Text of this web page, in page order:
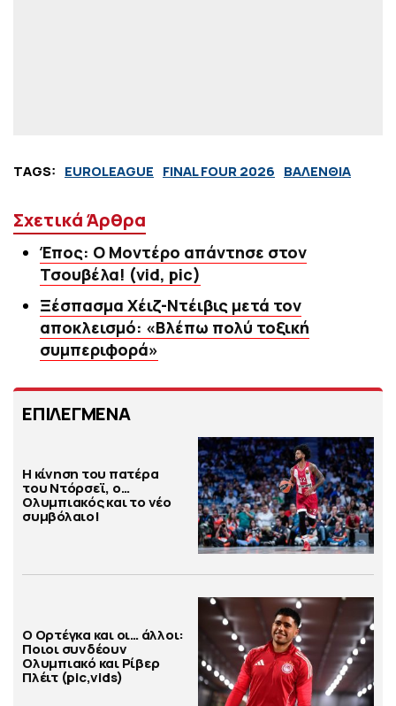
TAGS: EUROLEAGUE FINAL FOUR 2026 ΒΑΛΕΝΘΙΑ
Σχετικά Άρθρα
Έπος: Ο Μοντέρο απάντησε στον
Τσουβέλα! (vid, pic)
Ξέσπασμα Χέιζ-Ντέιβις μετά τον
αποκλεισμό: «Βλέπω πολύ τοξική
συμπεριφορά»
ΕΠΙΛΕΓΜΕΝΑ
Η κίνηση του πατέρα
του Ντόρσεϊ, ο…
Ολυμπιακός και το νέο
συμβόλαιο!
Ο Ορτέγκα και οι… άλλοι:
Ποιοι συνδέουν
Ολυμπιακό και Ρίβερ
Πλέιτ (pic,vids)